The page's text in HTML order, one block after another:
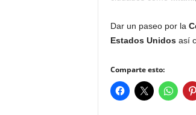
Dar un paseo por la
Estados Unidosasí
Comparte esto: